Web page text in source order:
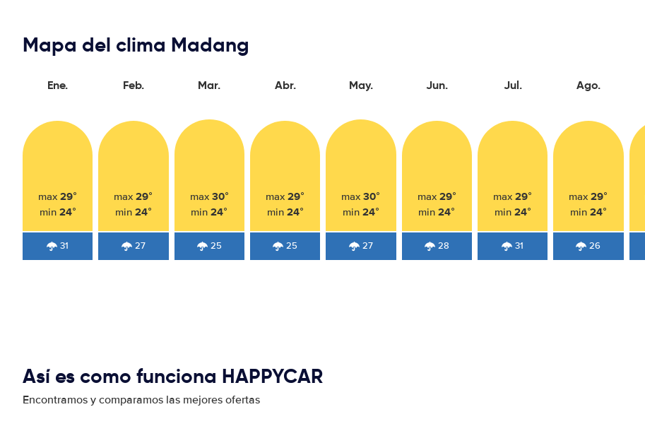
Mapa del clima Madang
Ene.
max29°
min 24°
31
Feb.
max29°
min 24°
27
Mar.
max 30°
min24°
25
Abr.
max29°
min 24°
25
May.
max30°
min 24°
27
Jun.
max 29°
min24°
28
Jul.
max29°
min 24°
31
Ago.
max29°
min 24°
26
Así es como funciona HAPPYCAR
Encontramos y comparamos las mejores ofertas